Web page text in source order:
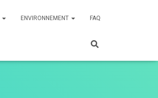
ENVIRONNEMENT FAQ